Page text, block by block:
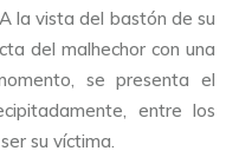
la vista del bastón de su
del malhechor con una
se presenta el
entre los
su víctima.